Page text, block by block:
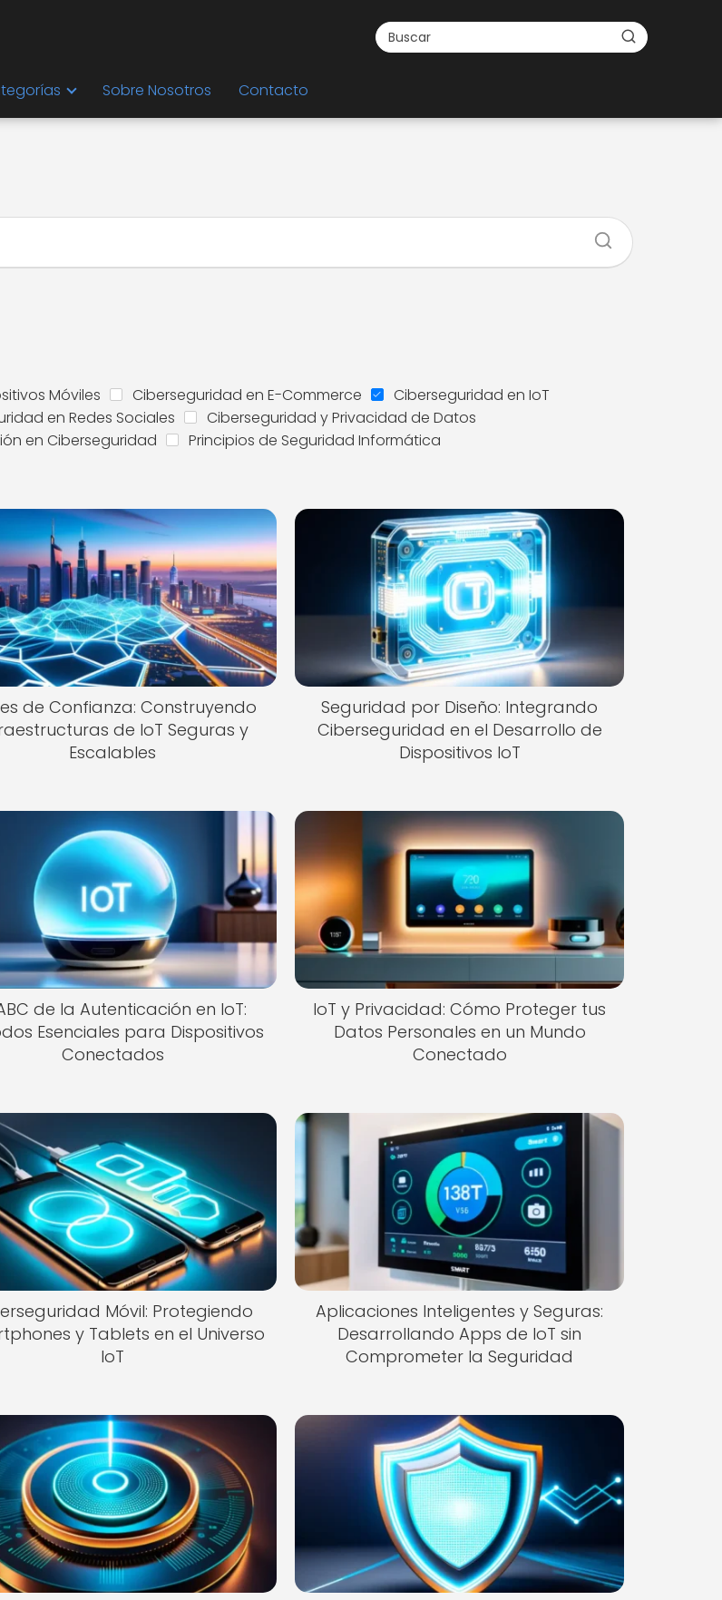
Sobre Nosotros Contacto
Móviles Ciberseguridad en E-Commerce
Ciberseguridad en IoT
en Redes Sociales
Ciberseguridad y Privacidad de Datos
en Ciberseguridad
Principios de Seguridad Informática
de Confianza: Construyendo
de IoT Seguras y
Escalables
Seguridad por Diseño: Integrando
Ciberseguridad en el Desarrollo de
Dispositivos IoT
de la Autenticación en IoT:
Esenciales para Dispositivos
Conectados
IoT y Privacidad: Cómo Proteger tus
Datos Personales en un Mundo
Conectado
Móvil: Protegiendo
y Tablets en el Universo
IoT
Aplicaciones Inteligentes y Seguras:
Desarrollando Apps de IoT sin
Comprometer la Seguridad